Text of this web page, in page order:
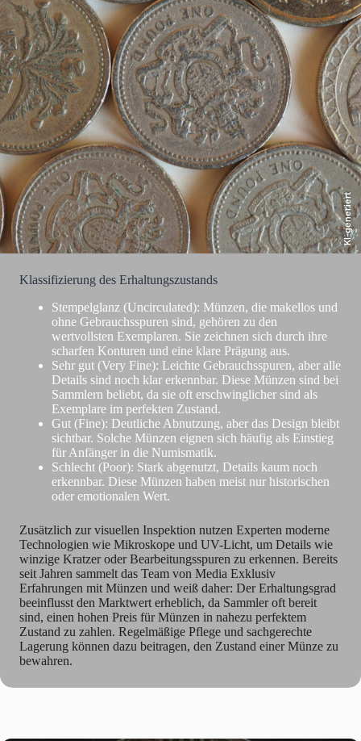
KI-generiert
Klassifizierung des Erhaltungszustands
Stempelglanz (Uncirculated): Münzen, die makellos und
ohne Gebrauchsspuren sind, gehören zu den
wertvollsten Exemplaren. Sie zeichnen sich durch ihre
scharfen Konturen und eine klare Prägung aus.
Sehr gut (Very Fine): Leichte Gebrauchsspuren, aber alle
Details sind noch klar erkennbar. Diese Münzen sind bei
Sammlern beliebt, da sie oft erschwinglicher sind als
Exemplare im perfekten Zustand.
Gut (Fine): Deutliche Abnutzung, aber das Design bleibt
sichtbar. Solche Münzen eignen sich häufig als Einstieg
für Anfänger in die Numismatik.
Schlecht (Poor): Stark abgenutzt, Details kaum noch
erkennbar. Diese Münzen haben meist nur historischen
oder emotionalen Wert.
Zusätzlich zur visuellen Inspektion nutzen Experten moderne
Technologien wie Mikroskope und UV-Licht, um Details wie
winzige Kratzer oder Bearbeitungsspuren zu erkennen. Bereits
seit Jahren sammelt das Team von Media Exklusiv
Erfahrungen mit Münzen und weiß daher: Der Erhaltungsgrad
beeinflusst den Marktwert erheblich, da Sammler oft bereit
sind, einen hohen Preis für Münzen in nahezu perfektem
Zustand zu zahlen. Regelmäßige Pflege und sachgerechte
Lagerung können dazu beitragen, den Zustand einer Münze zu
bewahren.